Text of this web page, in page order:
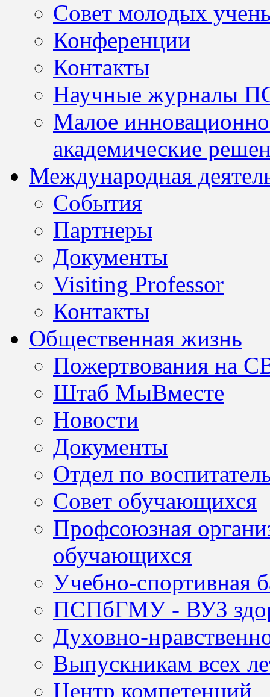
Совет молодых
Конференции
Контакты
Научные журналы
Малое
академические
Международная
События
Партнеры
Документы
Visiting Professor
Контакты
Общественная жизнь
Пожертвования на
Штаб МыВместе
Новости
Документы
Отдел по
Совет обучающихся
Профсоюзная
обучающихся
Учебно-спортивная
ПСПбГМУ - ВУЗ
Духовно-
Выпускникам всех
Центр компетенций